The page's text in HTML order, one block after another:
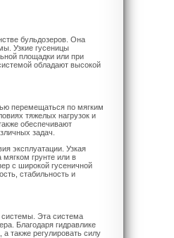
бульдозеров. Она
Узкие гусеницы
площадки или при
обладают высокой
перемещаться по мягким
тяжелых нагрузок и
обеспечивают
задач.
эксплуатации. Узкая
мягком грунте или в
с широкой гусеничной
стабильность и
системы. Эта система
Благодаря гидравлике
также регулировать силу